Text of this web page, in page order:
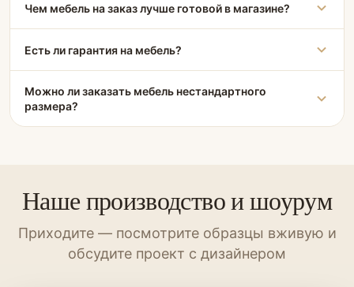
Чем мебель на заказ лучше готовой в магазине?
Есть ли гарантия на мебель?
Можно ли заказать мебель нестандартного
размера?
Наше производство и шоурум
Приходите — посмотрите образцы вживую и
обсудите проект с дизайнером